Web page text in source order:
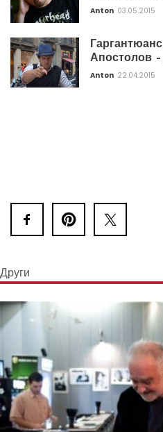
Anton 03.05.2015
Апостолов
Anton 22.04.2015
Други